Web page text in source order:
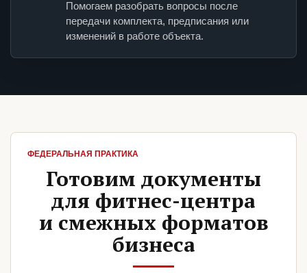
Помогаем разобрать вопросы после
передачи комплекта, предписания или
изменений в работе объекта.
ФЕДЕРАЛЬНАЯ ПРАКТИКА
Готовим документы
для фитнес-центра
и смежных форматов
бизнеса